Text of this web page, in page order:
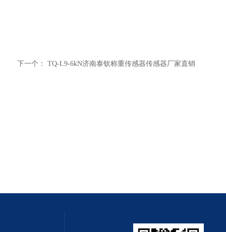
下一个： TQ-L9-6kN济南泰钦称重传感器传感器厂家直销